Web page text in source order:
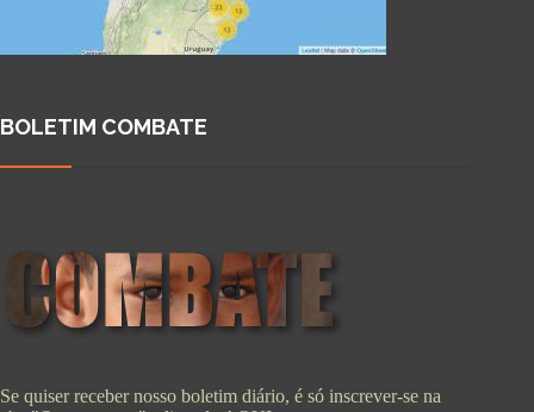
BOLETIM COMBATE
Se quiser receber nosso boletim diário, é só inscrever-se na